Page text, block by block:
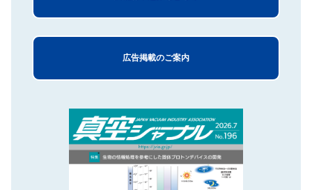
広告掲載のご案内